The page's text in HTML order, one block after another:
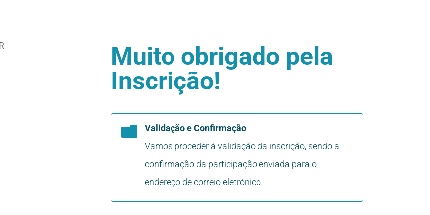
Muito obrigado pela
Inscrição!

Validação e Confirmação
Vamos proceder à validação da inscrição, sendo a
confirmação da participação enviada para o
endereço de correio eletrónico.